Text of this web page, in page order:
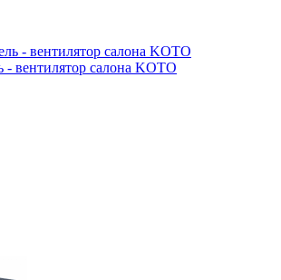
- вентилятор салона KOTO